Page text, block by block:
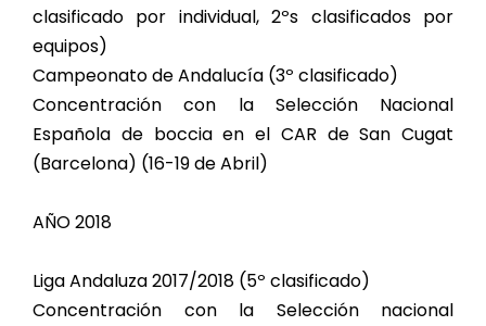
clasificado por individual, 2ºs clasificados por
equipos)
Campeonato de Andalucía (3º clasificado)
Concentración con la Selección Nacional
Española de boccia en el CAR de San Cugat
(Barcelona) (16-19 de Abril)
AÑO 2018
Liga Andaluza 2017/2018 (5º clasificado)
Concentración con la Selección nacional